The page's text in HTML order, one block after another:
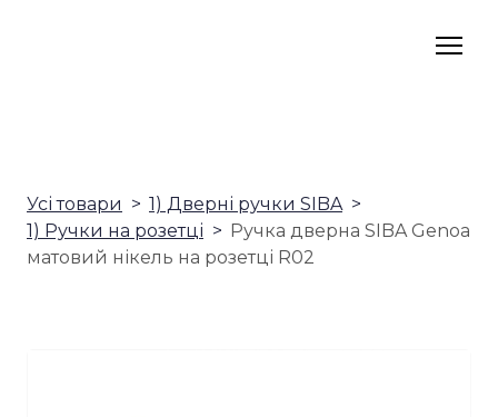
Усі товари
1) Дверні ручки SIBA
1) Ручки на розетці
Ручка дверна SIBA Genoa
матовий нікель на розетці R02